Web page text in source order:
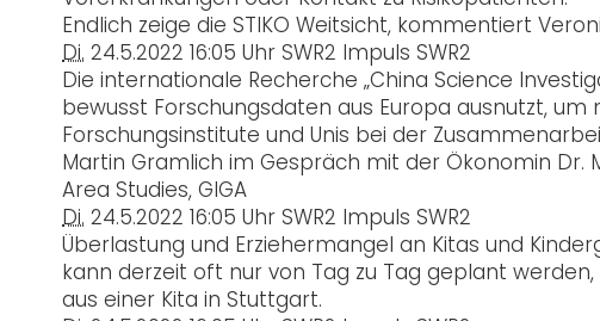
Endlich zeige die STIKO Weitsicht, kommentiert
Di. 24.5.2022 16:05 Uhr SWR2 Impuls SWR2
Die internationale Recherche „China Science
bewusst Forschungsdaten aus Europa ausnutzt,
Forschungsinstitute und Unis bei der
Martin Gramlich im Gespräch mit der Ökonomin
Area Studies, GIGA
Di. 24.5.2022 16:05 Uhr SWR2 Impuls SWR2
Überlastung und Erziehermangel an Kitas und
kann derzeit oft nur von Tag zu Tag geplant
aus einer Kita in Stuttgart.